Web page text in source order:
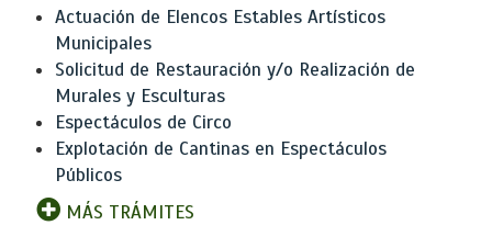
Actuación de Elencos Estables Artísticos
Municipales
Solicitud de Restauración y/o Realización de
Murales y Esculturas
Espectáculos de Circo
Explotación de Cantinas en Espectáculos
Públicos
MÁS TRÁMITES